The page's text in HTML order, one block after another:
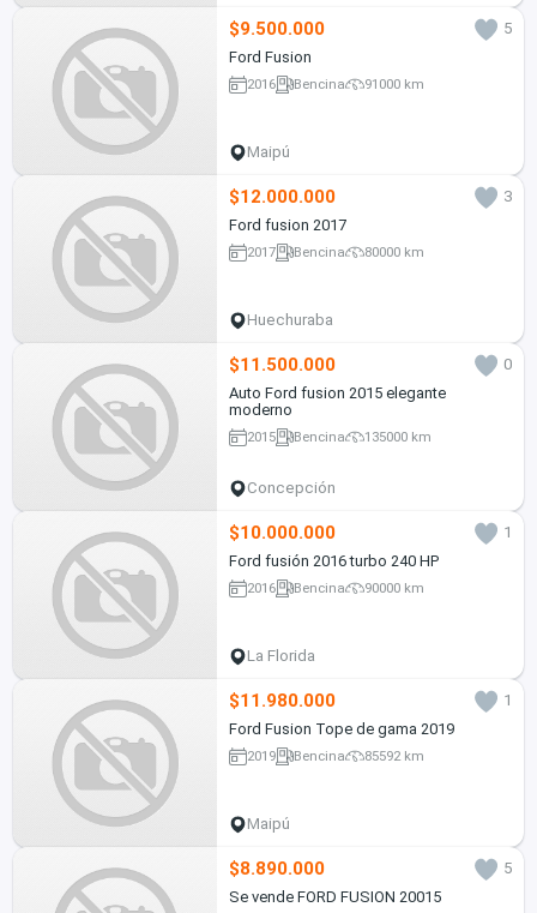
$9.500.000
5
Ford Fusion
2016 Bencina 91000 km
Maipú
$12.000.000
3
Ford fusion 2017
2017 Bencina 80000 km
Huechuraba
$11.500.000
0
Auto Ford fusion 2015 elegante
moderno
2015 Bencina 135000 km
Concepción
$10.000.000
1
Ford fusión 2016 turbo 240 HP
2016 Bencina 90000 km
La Florida
$11.980.000
1
Ford Fusion Tope de gama 2019
2019 Bencina 85592 km
Maipú
$8.890.000
5
Se vende FORD FUSION 20015